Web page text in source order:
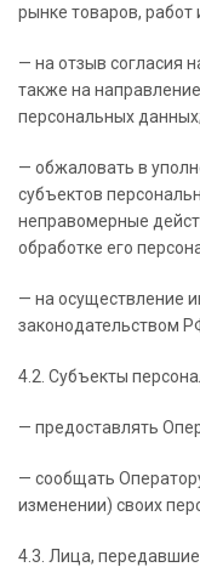
рынке товаров, работ
— на отзыв согласия
также на
персональных данных;
— обжаловать в
субъектов
неправомерные
обработке его
— на осуществление
законодательством
4.2. Субъекты
— предоставлять
— сообщать
изменении) своих
4.3. Лица,